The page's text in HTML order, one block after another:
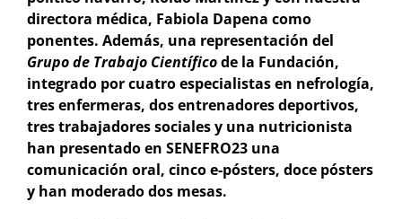
directora médica, Fabiola Dapena como
ponentes. Además, una representación del
Grupo de Trabajo Científicode la Fundación,
integrado por cuatro especialistas en nefrología,
tres enfermeras, dos entrenadores deportivos,
tres trabajadores sociales y una nutricionista
han presentado en SENEFRO23 una
comunicación oral, cinco e-pósters, doce pósters
y han moderado dos mesas.